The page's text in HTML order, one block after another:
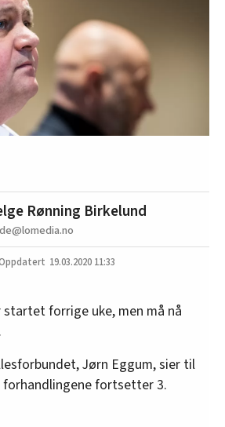
Rønning Birkelund
19.03.2020 11:33
forrige uke, men må nå
Jørn Eggum, sier til
forhandlingene fortsetter 3.